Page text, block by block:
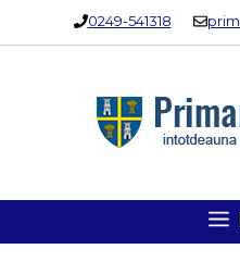
0249-541318